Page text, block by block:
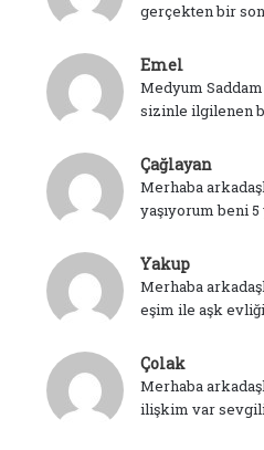
gerçekten bir
Emel
Medyum
sizinle ilgilenen
Çağlayan
Merhaba
yaşıyorum beni 5
Yakup
Merhaba
eşim ile aşk
Çolak
Merhaba
ilişkim var